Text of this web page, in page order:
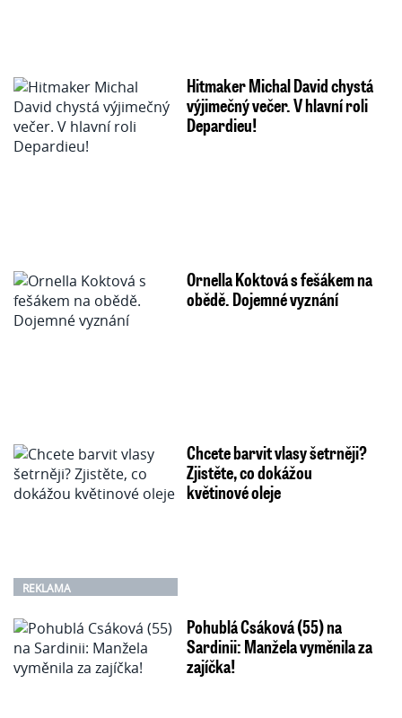
Hitmaker Michal David chystá
výjimečný večer. V hlavní roli
Depardieu!
Ornella Koktová s fešákem na
obědě. Dojemné vyznání
REKLAMA
Chcete barvit vlasy šetrněji?
Zjistěte, co dokážou
květinové oleje
Pohublá Csáková (55) na
Sardinii: Manžela vyměnila za
zajíčka!